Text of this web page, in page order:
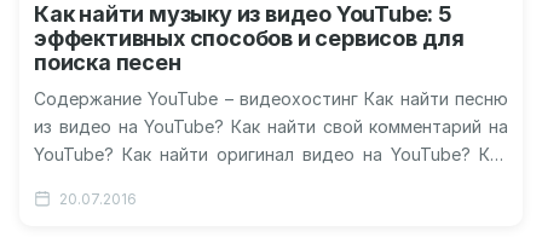
Как найти музыку из видео YouTube: 5
эффективных способов и сервисов для
поиска песен
Содержание YouTube – видеохостинг Как найти песню
из видео на YouTube? Как найти свой комментарий на
YouTube? Как найти оригинал видео на YouTube? Как
20.07.2016